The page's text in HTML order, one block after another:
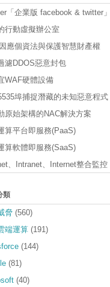
「企業版 facebook & twitter」
行動虛擬辦公室
應個資法與保護智慧財產權
濾DDOS惡意封包
WAF硬體設備
埠捕捉潛藏的未知惡意程式
原始架構的NAC解決方案
算平台即服務(PaaS)
算軟體即服務(SaaS)
、Intranet、Internet整合監控
類
脅 (560)
端運算 (191)
(144)
(81)
(40)